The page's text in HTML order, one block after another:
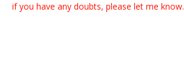
if you have any doubts, please let me know.